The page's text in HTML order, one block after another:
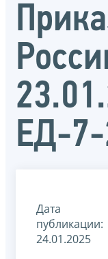
ЕД-7-
Дата
публикации:
24.01.2025